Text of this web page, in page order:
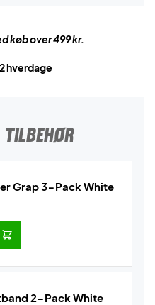
køb over 499 kr.
hverdage
Grap 3-Pack White
2-Pack White